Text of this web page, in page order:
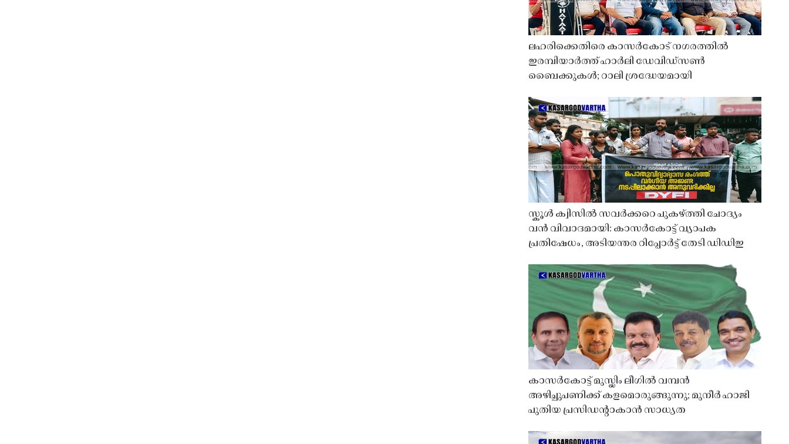
ലഹരിക്കെതിരെ കാസർകോട് നഗരത്തിൽ
ഇരമ്പിയാർത്ത് ഹാർലി ഡേവിഡ്‌സൺ
ബൈക്കുകൾ; റാലി ശ്രദ്ധേയമായി
സ്കൂൾ ക്വിസിൽ സവർക്കറെ പുകഴ്ത്തി ചോദ്യം
വൻ വിവാദമായി: കാസർകോട്ട് വ്യാപക
പ്രതിഷേധം, അടിയന്തര റിപ്പോർട്ട് തേടി ഡിഡിഇ
കാസർകോട്ട് മുസ്ലിം ലീഗിൽ വമ്പൻ
അഴിച്ചുപണിക്ക് കളമൊരുങ്ങുന്നു; മുനീർ ഹാജി
പുതിയ പ്രസിഡൻ്റാകാൻ സാധ്യത